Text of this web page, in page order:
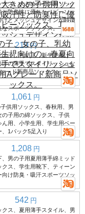
クス、大きめの子供用ソック
と防臭性に優れたベビーソッ
けとメッシュデザインが特徴
なスポーツソックス。
219 円
の子、乳幼児、新生児向け
けの薄手でスタイリッシュな
ード新商品ソックス。
1,061 円
子供用ソックス、春秋用、男
の子用の綿ソックス、子供
ん用、小学生用、学生用ベー
、1パック5足入り
1,208 円
、男の子用夏用薄手綿ミッド
クス、学生用靴下、ティーン
向け防臭・吸汗スポーツソッ
542 円
クス、夏用薄手スタイル、男